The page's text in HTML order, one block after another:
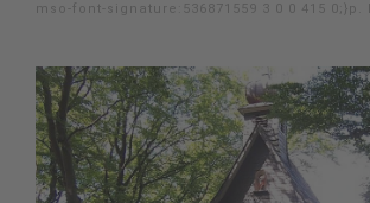
mso-font-signature:536871559 3 0 0 415 0;}p.